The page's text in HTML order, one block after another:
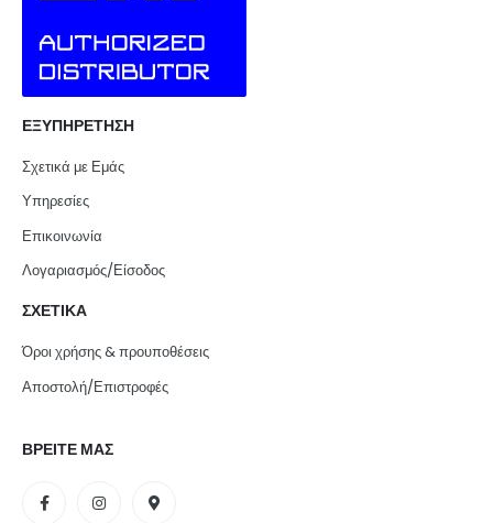
ΕΞΥΠΗΡΕΤΗΣΗ
Σχετικά με Εμάς
Υπηρεσίες
Επικοινωνία
Λογαριασμός/Είσοδος
ΣΧΕΤΙΚΑ
Όροι χρήσης & προυποθέσεις
Αποστολή/Επιστροφές
ΒΡΕΙΤΕ ΜΑΣ